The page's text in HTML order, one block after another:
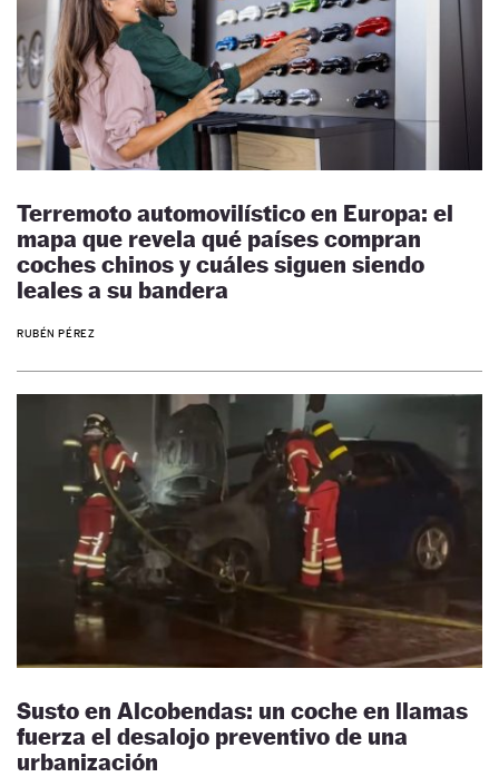
Terremoto automovilístico en Europa: el
mapa que revela qué países compran
coches chinos y cuáles siguen siendo
leales a su bandera
RUBÉN PÉREZ
Susto en Alcobendas: un coche en llamas
fuerza el desalojo preventivo de una
urbanización